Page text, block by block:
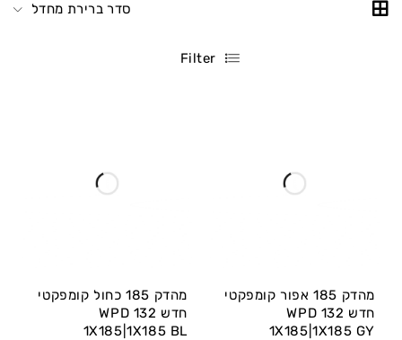
סדר ברירת מחדל
Filter
מהדק 185 אפור קומפקטי
חדש WPD 132
1X185|1X185 GY
מהדק 185 כחול קומפקטי
חדש WPD 132
1X185|1X185 BL